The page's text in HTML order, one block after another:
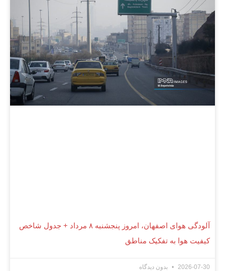
آلودگی هوای اصفهان، امروز پنجشنبه ۸ مرداد + جدول شاخص
کیفیت هوا به تفکیک مناطق
2026-07-30 بدون دیدگاه